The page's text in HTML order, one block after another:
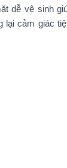
dễ vệ sinh
lại cảm giác